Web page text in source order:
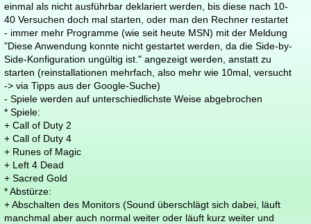
einmal als nicht ausführbar deklariert werden, bis diese nach 10-
40 Versuchen doch mal starten, oder man den Rechner restartet
- immer mehr Programme (wie seit heute MSN) mit der Meldung
"Diese Anwendung konnte nicht gestartet werden, da die Side-by-
Side-Konfiguration ungültig ist." angezeigt werden, anstatt zu
starten (reinstallationen mehrfach, also mehr wie 10mal, versucht
-> via Tipps aus der Google-Suche)
- Spiele werden auf unterschiedlichste Weise abgebrochen
* Spiele:
+ Call of Duty 2
+ Call of Duty 4
+ Runes of Magic
+ Left 4 Dead
+ Sacred Gold
* Abstürze:
+ Abschalten des Monitors (Sound überschlägt sich dabei, läuft
manchmal aber auch normal weiter oder läuft kurz weiter und